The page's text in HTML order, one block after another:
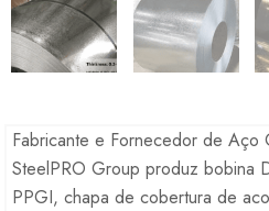
Fabricante e Fornecedor de Aço
SteelPRO Group produz bobina
PPGI, chapa de cobertura de